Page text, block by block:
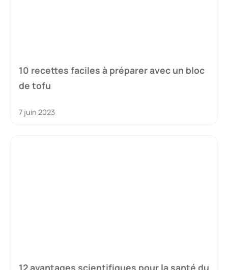
10 recettes faciles à préparer avec un bloc
de tofu
7 juin 2023